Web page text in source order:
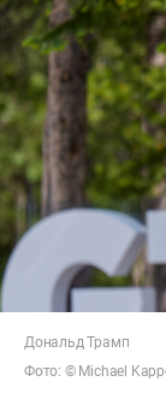
Дональд Трамп
Фото: © Michael